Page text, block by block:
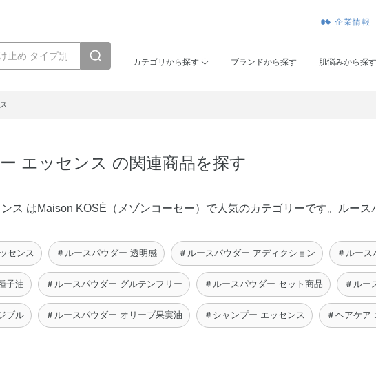
企業情報
カテゴリから探す ブランドから探す 肌悩みから探す
エッセンス の関連商品を探す
ス はMaison KOSÉ（メゾンコーセー）で人気のカテゴリーです。ルー
センス ＃ルースパウダー 透明感 ＃ルースパウダー アディクション ＃ルース
子油 ＃ルースパウダー グルテンフリー ＃ルースパウダー セット商品 ＃ルー
ブル ＃ルースパウダー オリーブ果実油 ＃シャンプー エッセンス ＃ヘアケア